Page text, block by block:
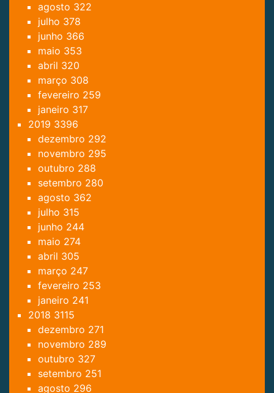
agosto 322
julho 378
junho 366
maio 353
abril 320
março 308
fevereiro 259
janeiro 317
2019 3396
dezembro 292
novembro 295
outubro 288
setembro 280
agosto 362
julho 315
junho 244
maio 274
abril 305
março 247
fevereiro 253
janeiro 241
2018 3115
dezembro 271
novembro 289
outubro 327
setembro 251
agosto 296